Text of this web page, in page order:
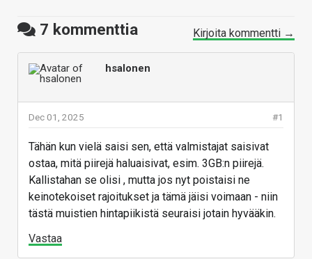
7 kommenttia Kirjoita kommentti →
hsalonen
#1
Dec 01, 2025
Tähän kun vielä saisi sen, että valmistajat saisivat
ostaa, mitä piirejä haluaisivat, esim. 3GB:n piirejä.
Kallistahan se olisi , mutta jos nyt poistaisi ne
keinotekoiset rajoitukset ja tämä jäisi voimaan - niin
tästä muistien hintapiikistä seuraisi jotain hyvääkin.
Vastaa